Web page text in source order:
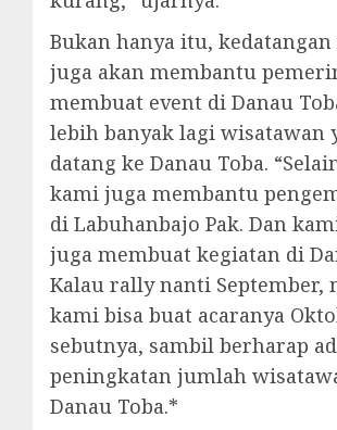
Bukan hanya itu,
juga akan membantu
membuat event di Danau
lebih banyak lagi wisatawan
datang ke Danau Toba.
kami juga membantu
di Labuhanbajo Pak. Dan
juga membuat kegiatan di
Kalau rally nanti September,
kami bisa buat acaranya
sebutnya, sambil berharap
peningkatan jumlah
Danau Toba.*